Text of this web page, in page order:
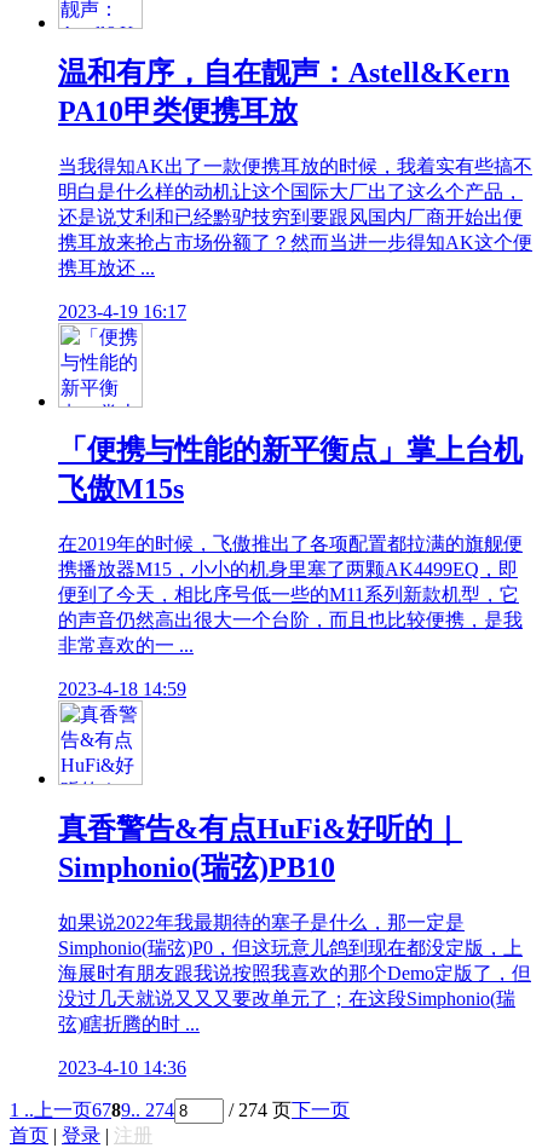
温和有序，自在靓声：Astell&Kern
PA10甲类便携耳放
当我得知AK出了一款便携耳放的时候，我着实有些搞不
明白是什么样的动机让这个国际大厂出了这么个产品，
还是说艾利和已经黔驴技穷到要跟风国内厂商开始出便
携耳放来抢占市场份额了？然而当进一步得知AK这个便
携耳放还 ...
2023-4-19 16:17
「便携与性能的新平衡点」掌上台机
飞傲M15s
在2019年的时候，飞傲推出了各项配置都拉满的旗舰便
携播放器M15，小小的机身里塞了两颗AK4499EQ，即
便到了今天，相比序号低一些的M11系列新款机型，它
的声音仍然高出很大一个台阶，而且也比较便携，是我
非常喜欢的一 ...
2023-4-18 14:59
真香警告&有点HuFi&好听的｜
Simphonio(瑞弦)PB10
如果说2022年我最期待的塞子是什么，那一定是
Simphonio(瑞弦)P0，但这玩意儿鸽到现在都没定版，上
海展时有朋友跟我说按照我喜欢的那个Demo定版了，但
没过几天就说又又又要改单元了；在这段Simphonio(瑞
弦)瞎折腾的时 ...
2023-4-10 14:36
1 .. 上一页6789.. 274 / 274 页下一页
首页 | 登录 | 注册